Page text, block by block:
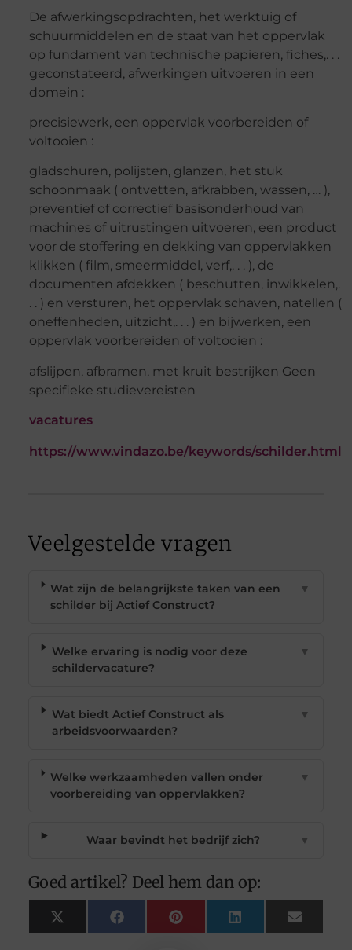
De afwerkingsopdrachten, het werktuig of
schuurmiddelen en de staat van het oppervlak
op fundament van technische papieren, fiches,. . .
geconstateerd, afwerkingen uitvoeren in een
domein :
precisiewerk, een oppervlak voorbereiden of
voltooien :
gladschuren, polijsten, glanzen, het stuk
schoonmaak ( ontvetten, afkrabben, wassen, … ),
preventief of correctief basisonderhoud van
machines of uitrustingen uitvoeren, een product
voor de stoffering en dekking van oppervlakken
klikken ( film, smeermiddel, verf,. . . ), de
documenten afdekken ( beschutten, inwikkelen,.
. . ) en versturen, het oppervlak schaven, natellen (
oneffenheden, uitzicht,. . . ) en bijwerken, een
oppervlak voorbereiden of voltooien :
afslijpen, afbramen, met kruit bestrijken Geen
specifieke studievereisten
vacatures
https://www.vindazo.be/keywords/schilder.html
Veelgestelde vragen
Wat zijn de belangrijkste taken van een
schilder bij Actief Construct?
▼
Welke ervaring is nodig voor deze
schildervacature?
▼
Wat biedt Actief Construct als
arbeidsvoorwaarden?
▼
Welke werkzaamheden vallen onder
voorbereiding van oppervlakken?
▼
Waar bevindt het bedrijf zich? ▼
Goed artikel? Deel hem dan op:
X
(Twitter)
FacebookPinterest LinkedIn Email